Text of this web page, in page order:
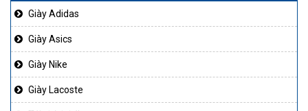
Giày Adidas
Giày Asics
Giày Nike
Giày Lacoste